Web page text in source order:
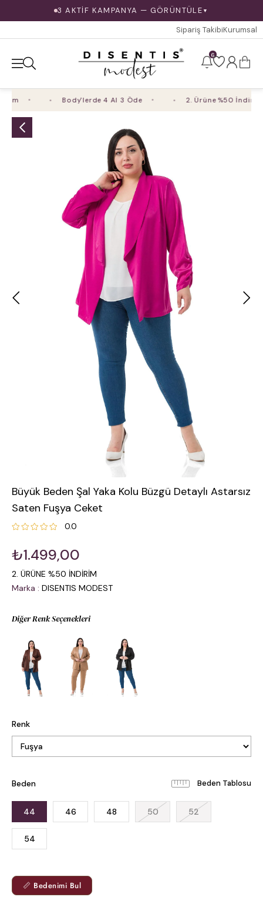
3 AKTİF KAMPANYA — GÖRÜNTÜLE ▼
Sipariş TakibiKurumsal
6
Body'lerde 4 Al 3 Öde 2. Ürüne %50 İndirim
Büyük Beden Şal Yaka Kolu Büzgü Detaylı Astarsız
Saten Fuşya Ceket
0.0
₺1.499,00
2. ÜRÜNE %50 İNDİRİM
Marka : DISENTIS MODEST
Diğer Renk Seçenekleri
Renk
Beden Beden Tablosu
44 46 48 50 52
54
📏 Bedenimi Bul